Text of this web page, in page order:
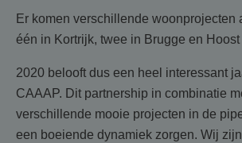
Er komen verschillende woonprojecten
één in Kortrijk, twee in Brugge en
2020 belooft dus een heel interessant
CAAAP. Dit partnership in combinatie
verschillende mooie projecten in de
een boeiende dynamiek zorgen. Wij